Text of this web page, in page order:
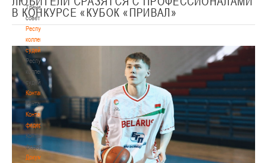
Тренерский
совет
Республиканская
коллегия
судей
Республиканская
коллегия
судей
Контакты
Контакты
Контакты
федерации
Контакты
федерации
Документы
В КОНКУРСЕ «КУБОК «ПРИВАЛ»